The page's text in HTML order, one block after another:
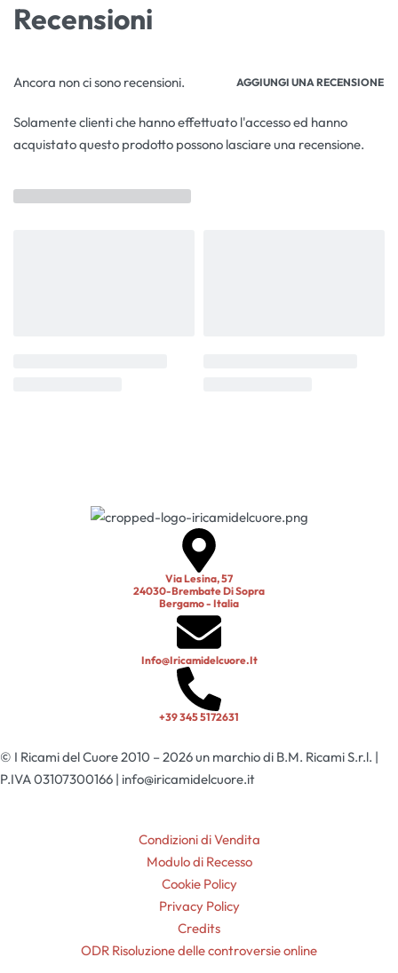
Recensioni
Ancora non ci sono recensioni. AGGIUNGI UNA RECENSIONE
Solamente clienti che hanno effettuato l'accesso ed hanno
acquistato questo prodotto possono lasciare una recensione.
Via Lesina, 57
24030-Brembate Di Sopra
Bergamo - Italia
Info@iricamidelcuore.it
+39 345 5172631
© I Ricami del Cuore 2010 – 2026 un marchio di B.M. Ricami S.r.l. |
P.IVA 03107300166 | info@iricamidelcuore.it
Condizioni di Vendita
Modulo di Recesso
Cookie Policy
Privacy Policy
Credits
ODR Risoluzione delle controversie online